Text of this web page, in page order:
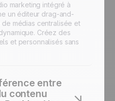
marketing intégré à
un éditeur drag-and-
médias centralisée et
Créez des
et personnalisés sans
entre
contenu